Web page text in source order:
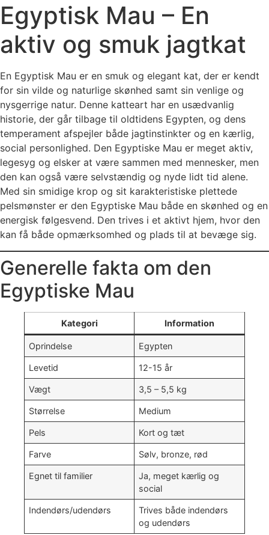
Egyptisk Mau – En
aktiv og smuk jagtkat
En Egyptisk Mau er en smuk og elegant kat, der er kendt
for sin vilde og naturlige skønhed samt sin venlige og
nysgerrige natur. Denne katteart har en usædvanlig
historie, der går tilbage til oldtidens Egypten, og dens
temperament afspejler både jagtinstinkter og en kærlig,
social personlighed. Den Egyptiske Mau er meget aktiv,
legesyg og elsker at være sammen med mennesker, men
den kan også være selvstændig og nyde lidt tid alene.
Med sin smidige krop og sit karakteristiske plettede
pelsmønster er den Egyptiske Mau både en skønhed og en
energisk følgesvend. Den trives i et aktivt hjem, hvor den
kan få både opmærksomhed og plads til at bevæge sig.
Generelle fakta om den
Egyptiske Mau
Kategori Information
Oprindelse Egypten
Levetid 12-15 år
Vægt 3,5 – 5,5 kg
Størrelse Medium
Pels Kort og tæt
Farve Sølv, bronze, rød
Egnet til familier
Ja, meget kærlig og
social
Indendørs/udendørs
Trives både indendørs
og udendørs